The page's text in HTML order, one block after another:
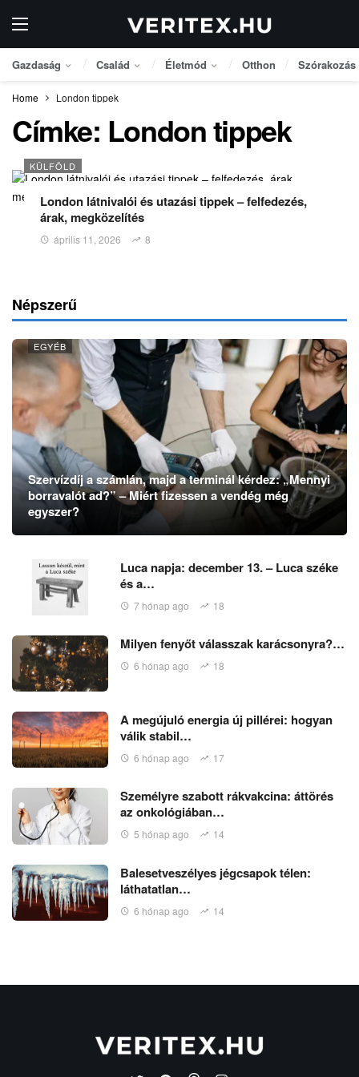
Gazdaság Család Életmód Otthon Szórakozás
Home London tippek
Címke: London tippek
KÜLFÖLD
London látnivalói és utazási tippek – felfedezés,
árak, megközelítés
április 11, 2026 8
Népszerű
EGYÉB
Szervízdíj a számlán, majd a terminál kérdez: „Mennyi
borravalót ad?” – Miért fizessen a vendég még
egyszer?
Luca napja: december 13. – Luca széke
és a…
7 hónap ago 18
Milyen fenyőt válasszak karácsonyra?…
6 hónap ago 18
A megújuló energia új pillérei: hogyan
válik stabil…
6 hónap ago 17
Személyre szabott rákvakcina: áttörés
az onkológiában…
5 hónap ago 14
Balesetveszélyes jégcsapok télen:
láthatatlan…
6 hónap ago 14